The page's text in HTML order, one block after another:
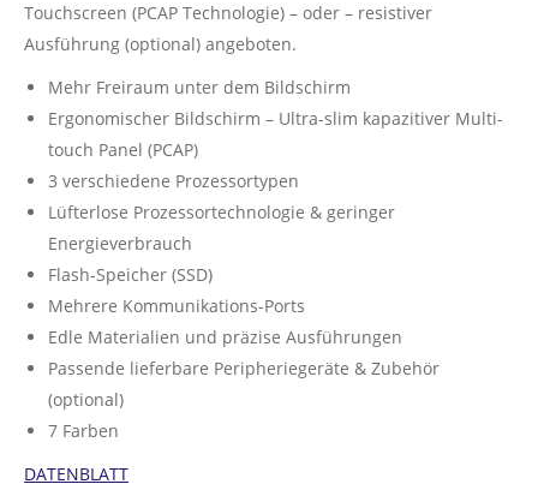
Touchscreen (PCAP Technologie) – oder – resistiver
Ausführung (optional) angeboten.
Mehr Freiraum unter dem Bildschirm
Ergonomischer Bildschirm – Ultra-slim kapazitiver Multi-
touch Panel (PCAP)
3 verschiedene Prozessortypen
Lüfterlose Prozessortechnologie & geringer
Energieverbrauch
Flash-Speicher (SSD)
Mehrere Kommunikations-Ports
Edle Materialien und präzise Ausführungen
Passende lieferbare Peripheriegeräte & Zubehör
(optional)
7 Farben
DATENBLATT